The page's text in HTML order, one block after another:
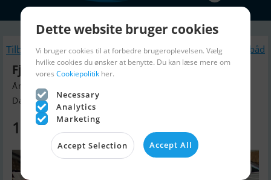
Tilbage Lignende Motorbåd
Fjordjollen 470 Sport m. F15
Årgang 2026, Motorbåd til salg
Danmark
115.000 DKK
Dette website bruger cookies
Vi bruger cookies til at forbedre brugeroplevelsen. Vælg
hvilke cookies du ønsker at benytte. Du kan læse mere om
vores Cookiepolitik her.
Necessary
Analytics
Marketing
Accept Selection Accept All